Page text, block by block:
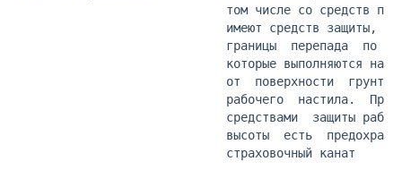
том числе со средств
имеют средств защиты,
границы  перепада  по
которые выполняются на
от  поверхности
рабочего  настила.  При
средствами  защиты
высоты  есть
                             страховочный канат